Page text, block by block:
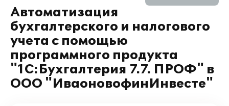
Автоматизация
бухгалтерского и налогового
учета с помощью
программного продукта
"1С:Бухгалтерия 7.7. ПРОФ" в
ООО "ИваоновофинИнвесте"